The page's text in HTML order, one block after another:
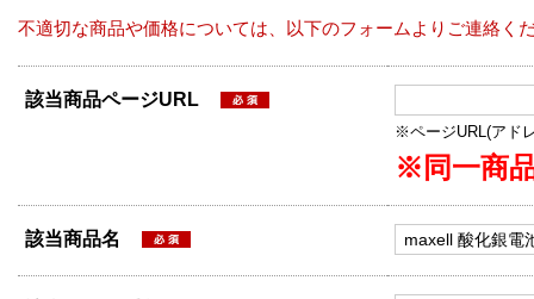
不適切な商品や価格については、以下のフォームよりご連絡く
該当商品ページURL
※ページURL(アド
※同一商
該当商品名